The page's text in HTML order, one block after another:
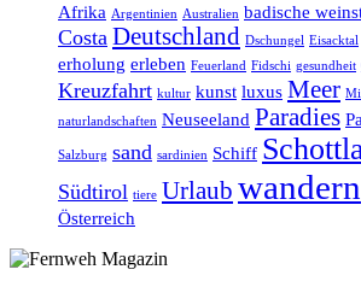
Afrika Argentinien Australien badische
Costa Deutschland Dschungel Eisacktal
erholung erleben Feuerland Fidschi gesundheit
Kreuzfahrt kultur kunst luxus Meer
naturlandschaften Neuseeland Paradies
Salzburg sand sardinien Schiff
Südtirol tiere Urlaub wandern
Österreich